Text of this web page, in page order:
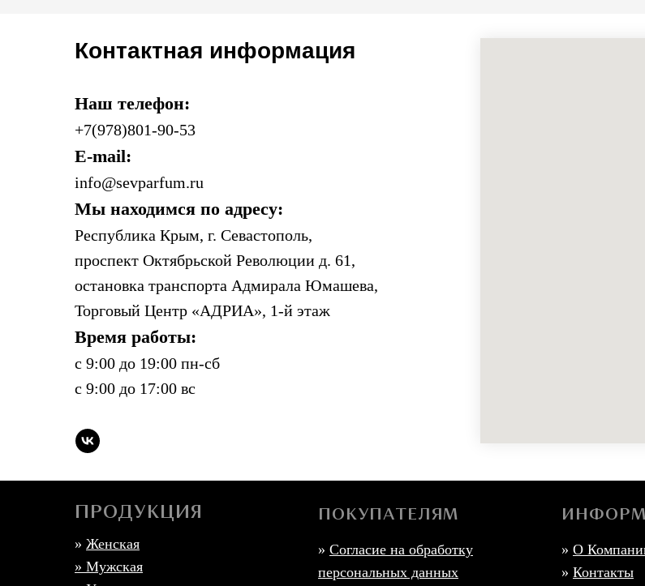
Контактная информация
Наш телефон:
+7(978)801-90-53
E-mail:
info@sevparfum.ru
Мы находимся по адресу:
Республика Крым, г. Севастополь,
проспект Октябрьской Революции д. 61,
остановка транспорта Адмирала Юмашева,
Торговый Центр «АДРИА», 1-й этаж
Время работы:
с 9:00 до 19:00 пн-сб
с 9:00 до 17:00 вс
ПРОДУКЦИЯ
» Женская
» Мужская
ПОКУПАТЕЛЯМ
» Согласие на обработку
персональных данных
» О
» Контакты